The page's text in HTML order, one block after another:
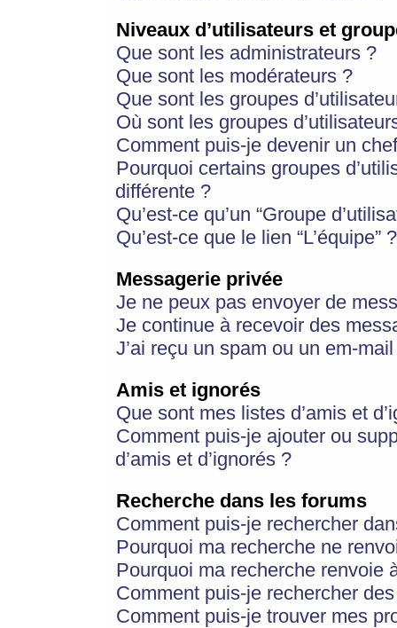
Niveaux d’utilisateurs et
Que sont les administrateurs ?
Que sont les modérateurs ?
Que sont les groupes
Où sont les groupes
Comment puis-je devenir un
Pourquoi certains groupes
différente ?
Qu’est-ce qu’un “Groupe
Qu’est-ce que le lien “L’équipe” ?
Messagerie privée
Je ne peux pas envoyer de
Je continue à recevoir des
J’ai reçu un spam ou un em-
Amis et ignorés
Que sont mes listes d’amis et
Comment puis-je ajouter ou
d’amis et d’ignorés ?
Recherche dans les forums
Comment puis-je rechercher
Pourquoi ma recherche ne
Pourquoi ma recherche renvoie
Comment puis-je rechercher
Comment puis-je trouver mes